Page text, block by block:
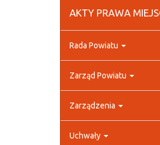
AKTY PRAWA
Rada Powiatu
Zarząd Powiatu
Zarządzenia
Uchwały